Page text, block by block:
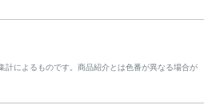
計によるものです。商品紹介とは色番が異なる場合が